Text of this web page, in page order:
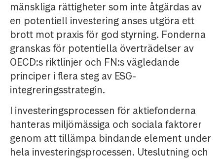
mänskliga rättigheter som inte åtgärdas av
en potentiell investering anses utgöra ett
brott mot praxis för god styrning. Fonderna
granskas för potentiella överträdelser av
OECD:s riktlinjer och FN:s vägledande
principer i flera steg av ESG-
integreringsstrategin.
I investeringsprocessen för aktiefonderna
hanteras miljömässiga och sociala faktorer
genom att tillämpa bindande element under
hela investeringsprocessen. Uteslutning och